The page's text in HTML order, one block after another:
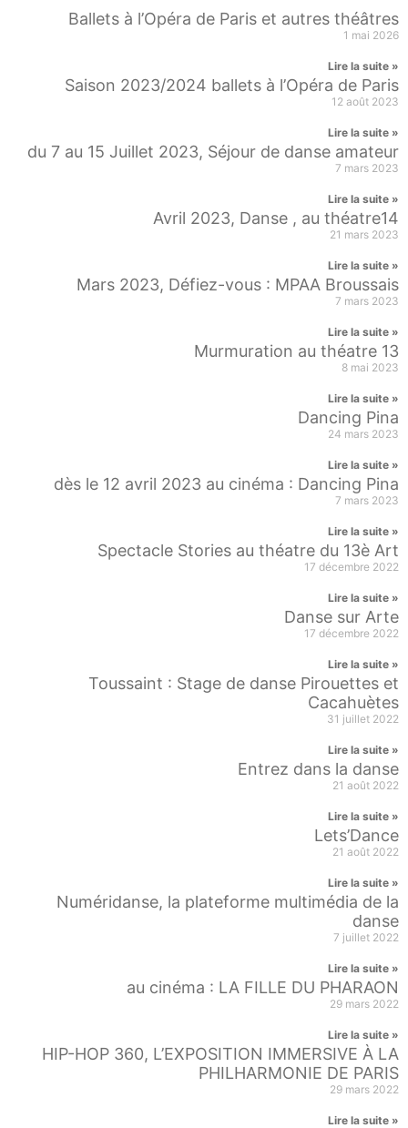
Ballets à l’Opéra de Paris et autres théâtres
1 mai 2026
Lire la suite »
Saison 2023/2024 ballets à l’Opéra de Paris
12 août 2023
Lire la suite »
du 7 au 15 Juillet 2023, Séjour de danse amateur
7 mars 2023
Lire la suite »
Avril 2023, Danse , au théatre14
21 mars 2023
Lire la suite »
Mars 2023, Défiez-vous : MPAA Broussais
7 mars 2023
Lire la suite »
Murmuration au théatre 13
8 mai 2023
Lire la suite »
Dancing Pina
24 mars 2023
Lire la suite »
dès le 12 avril 2023 au cinéma : Dancing Pina
7 mars 2023
Lire la suite »
Spectacle Stories au théatre du 13è Art
17 décembre 2022
Lire la suite »
Danse sur Arte
17 décembre 2022
Lire la suite »
Toussaint : Stage de danse Pirouettes et
Cacahuètes
31 juillet 2022
Lire la suite »
Entrez dans la danse
21 août 2022
Lire la suite »
Lets’Dance
21 août 2022
Lire la suite »
Numéridanse, la plateforme multimédia de la
danse
7 juillet 2022
Lire la suite »
au cinéma : LA FILLE DU PHARAON
29 mars 2022
Lire la suite »
HIP-HOP 360, L’EXPOSITION IMMERSIVE À LA
PHILHARMONIE DE PARIS
29 mars 2022
Lire la suite »